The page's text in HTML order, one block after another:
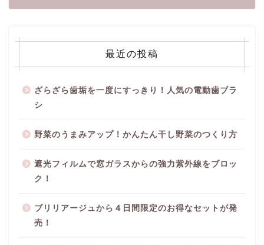
最近の投稿
ざらざら歯垢を一度にすっきり！人気の電動歯ブラ
シ
野菜のうまみアップ！かんたん干し野菜のつくり方
遮光フィルムで窓ガラスからの強力紫外線をブロッ
ク！
ブリリアージュから４日間限定のお得なセットが発
売！